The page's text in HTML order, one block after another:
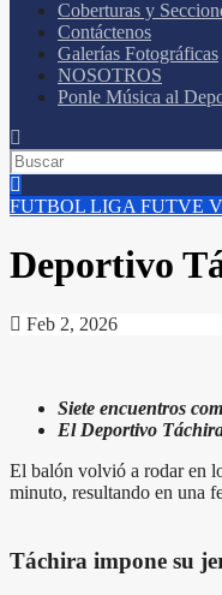
Coberturas y
Contáctenos
Galerías Fotográficas
NOSOTROS
Ponle Música al
FUTBOL LIGA FUTVE
Deportivo
Feb 2, 2026
Siete encuentros
El Deportivo
El balón volvió a rodar en
minuto, resultando en una
Táchira impone su